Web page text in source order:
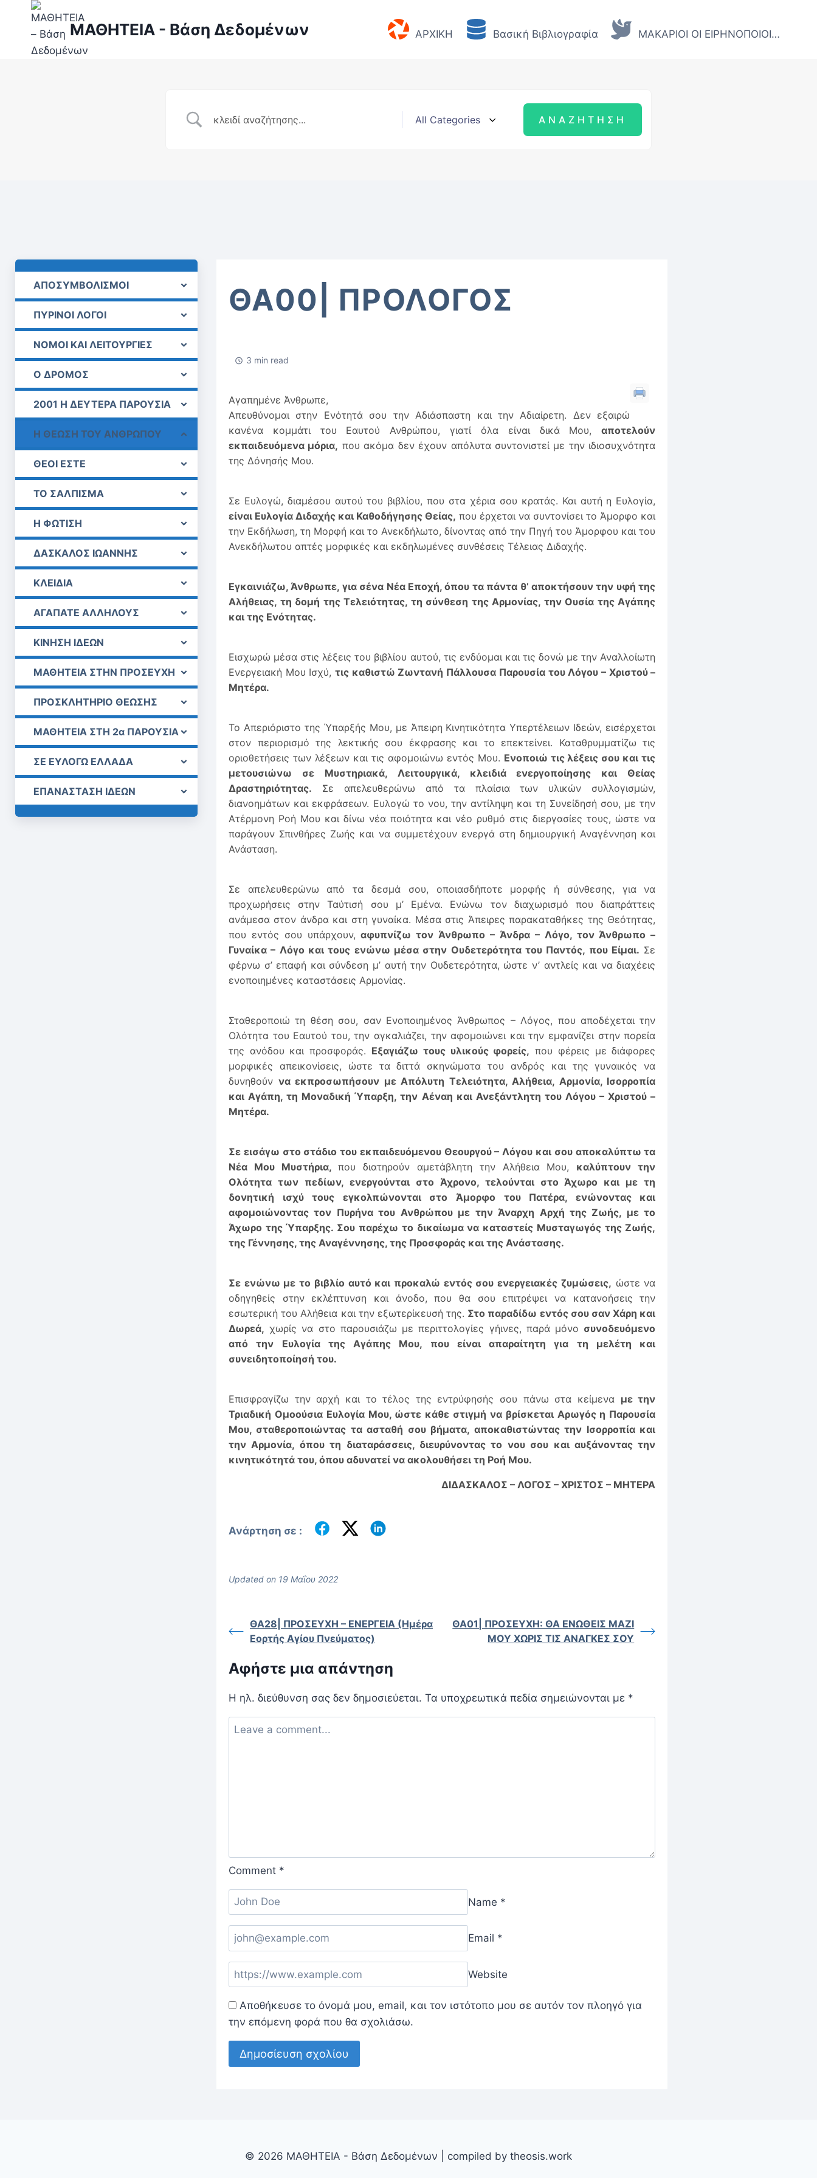
ΜΑΘΗΤΕΙΑ - Βάση Δεδομένων ΑΡΧΙΚΗ Βασική Βιβλιογραφία ΜΑΚΑΡΙΟΙ ΟΙ ΕΙΡΗΝΟΠΟΙΟΙ…
ΑΠΟΣΥΜΒΟΛΙΣΜΟΙ
ΠΥΡΙΝΟΙ ΛΟΓΟΙ
ΝΟΜΟΙ ΚΑΙ ΛΕΙΤΟΥΡΓΙΕΣ
Ο ΔΡΟΜΟΣ
2001 Η ΔΕΥΤΕΡΑ ΠΑΡΟΥΣΙΑ
Η ΘΕΩΣΗ ΤΟΥ ΑΝΘΡΩΠΟΥ
ΘΕΟΙ ΕΣΤΕ
ΤΟ ΣΑΛΠΙΣΜΑ
Η ΦΩΤΙΣΗ
ΔΑΣΚΑΛΟΣ ΙΩΑΝΝΗΣ
ΚΛΕΙΔΙΑ
ΑΓΑΠΑΤΕ ΑΛΛΗΛΟΥΣ
ΚΙΝΗΣΗ ΙΔΕΩΝ
ΜΑΘΗΤΕΙΑ ΣΤΗΝ ΠΡΟΣΕΥΧΗ
ΠΡΟΣΚΛΗΤΗΡΙΟ ΘΕΩΣΗΣ
ΜΑΘΗΤΕΙΑ ΣΤΗ 2α ΠΑΡΟΥΣΙΑ
ΣΕ ΕΥΛΟΓΩ ΕΛΛΑΔΑ
ΕΠΑΝΑΣΤΑΣΗ ΙΔΕΩΝ
ΘΑ00| ΠΡΟΛΟΓΟΣ
3 min read
Αγαπημένε Άνθρωπε,
Απευθύνομαι στην Ενότητά σου την Αδιάσπαστη και την Αδιαίρετη. Δεν εξαιρώ
κανένα κομμάτι του Εαυτού Ανθρώπου, γιατί όλα είναι δικά Μου,αποτελούν
εκπαιδευόμενα μόρια, που ακόμα δεν έχουν απόλυτα συντονιστεί με την ιδιοσυχνότητα
της Δόνησής Μου.
Σε Ευλογώ, διαμέσου αυτού του βιβλίου, που στα χέρια σου κρατάς. Και αυτή η Ευλογία,
είναι Ευλογία Διδαχής και Καθοδήγησης Θείας, που έρχεται να συντονίσει το Άμορφο και
την Εκδήλωση, τη Μορφή και το Ανεκδήλωτο, δίνοντας από την Πηγή του Άμορφου και του
Ανεκδήλωτου απτές μορφικές και εκδηλωμένες συνθέσεις Τέλειας Διδαχής.
Εγκαινιάζω, Άνθρωπε, για σένα Νέα Εποχή, όπου τα πάντα θ’ αποκτήσουν την υφή της
Αλήθειας, τη δομή της Τελειότητας, τη σύνθεση της Αρμονίας, την Ουσία της Αγάπης
και της Ενότητας.
Εισχωρώ μέσα στις λέξεις του βιβλίου αυτού, τις ενδύομαι και τις δονώ με την Αναλλοίωτη
Ενεργειακή Μου Ισχύ,τις καθιστώ Ζωντανή Πάλλουσα Παρουσία του ­Λόγου – Χριστού –
Μητέρα.
Το Απεριόριστο της Ύπαρξής Μου, με Άπειρη Κινητικότητα Υπερτέλειων Ιδεών, εισέρχεται
στον περιορισμό της λεκτικής σου έκφρασης και το επεκτείνει. Καταθρυμματίζω τις
οριοθετήσεις των λέξεων και τις αφομοιώνω εντός Μου. Ενοποιώ τις λέξεις σου και τις
μετουσιώνω σε Μυστηριακά, Λειτουργικά, κλειδιά ενεργοποίησης και Θείας
Δραστηριότητας. Σε απελευθερώνω από τα πλαίσια των υλικών συλλογισμών,
διανοημάτων και εκφράσεων. Ευλογώ το νου, την αντίληψη και τη Συνείδησή σου, με την
Ατέρμονη Ροή Μου και δίνω νέα ποιότητα και νέο ρυθμό στις διεργασίες τους, ώστε να
παράγουν Σπινθήρες Ζωής και να συμμετέχουν ενεργά στη δημιουργική Αναγέννηση και
Ανάσταση.
Σε απελευθερώνω από τα δεσμά σου, οποιασδήποτε μορφής ή σύνθεσης, για να
προχωρήσεις στην Ταύτισή σου μ’ Εμένα. Ενώνω τον διαχωρισμό που διαπράττεις
ανάμεσα στον άνδρα και στη γυναίκα. Μέσα στις Άπειρες παρακαταθήκες της Θεότητας,
που εντός σου υπάρχουν,αφυπνίζω τον Άνθρωπο – Άνδρα – Λόγο, τον Άνθρωπο –
Γυναίκα – Λόγο και τους ενώνω μέσα στην Ουδετερότητα του Παντός, που Είμαι. Σε
φέρνω σ’ επαφή και σύνδεση μ’ αυτή την Ουδετερότητα, ώστε ν’ αντλείς και να διαχέεις
ενοποιημένες καταστάσεις Αρμονίας.
Σταθεροποιώ τη θέση σου, σαν Ενοποιημένος Άνθρωπος – Λόγος, που αποδέχεται την
Ολότητα του Εαυτού του, την αγκαλιάζει, την αφομοιώνει και την εμφανίζει στην πορεία
της ανόδου και προσφοράς. Εξαγιάζω τους υλικούς φορείς, που φέρεις με διάφορες
μορφικές απεικονίσεις, ώστε τα διττά σκηνώματα του ανδρός και της γυναικός να
δυνηθούν να εκπροσωπήσουν με Απόλυτη Τελειότητα, Αλήθεια, Αρμονία, Ισορροπία
και Αγάπη, τη Μοναδική Ύπαρξη, την Αέναη και Ανεξάντλητη του Λόγου – Χριστού –
Μητέρα.
Σε εισάγω στο στάδιο του εκπαιδευόμενου Θεουργού – Λόγου και σου αποκαλύπτω τα
Νέα Μου Μυστήρια, που διατηρούν αμετάβλητη την Αλήθεια Μου, καλύπτουν την
Ολότητα των πεδίων, ενεργούνται στο Άχρονο, τελούνται στο Άχωρο και με τη
δονητική ισχύ τους εγκολπώνονται στο Άμορφο του Πατέρα, ενώνοντας και
αφομοιώνοντας τον Πυρήνα του Ανθρώπου με την Άναρχη Αρχή της Ζωής, με το
Άχωρο της Ύπαρξης. Σου παρέχω το δικαίωμα να καταστείς Μυσταγωγός της Ζωής,
της Γέννησης, της Αναγέννησης, της Προσφοράς και της ­Ανάστασης.
Σε ενώνω με το βιβλίο αυτό και προκαλώ εντός σου ενεργειακές ζυμώσεις, ώστε να
οδηγηθείς στην εκλέπτυνση και άνοδο, που θα σου επιτρέψει να κατανοήσεις την
εσωτερική του Αλήθεια και την εξωτερίκευσή της. Στο παραδίδω εντός σου σαν Χάρη και
Δωρεά, χωρίς να στο παρουσιάζω με περιττολογίες γήινες, παρά μόνο συνοδευόμενο
από την Ευλογία της Αγάπης Μου, που είναι απαραίτητη για τη μελέτη και
συνειδητοποίησή του.
Επισφραγίζω την αρχή και το τέλος της εντρύφησής σου πάνω στα κείμενα με την
Τριαδική Ομοούσια Ευλογία Μου, ώστε κάθε στιγμή να βρίσκεται Αρωγός η Παρουσία
Μου, σταθεροποιώντας τα ασταθή σου βήματα, αποκαθιστώντας την Ισορροπία και
την Αρμονία, όπου τη διαταράσσεις, διευρύνοντας το νου σου και αυξάνοντας την
κινητικότητά του, όπου αδυνατεί να ακολουθήσει τη Ροή Μου.
ΔΙΔΑΣΚΑΛΟΣ – ΛΟΓΟΣ – ΧΡΙΣΤΟΣ – ΜΗΤΕΡΑ
Ανάρτηση σε :
Updated on 19 Μαΐου 2022
ΘΑ28| ΠΡΟΣΕΥΧΗ – ΕΝΕΡΓΕΙΑ (Ημέρα
Εορτής Αγίου Πνεύματος)
ΘΑ01| ΠΡΟΣΕΥΧΗ: ΘΑ ΕΝΩΘΕΙΣ ΜΑΖΙ
ΜΟΥ ΧΩΡΙΣ ΤΙΣ ΑΝΑΓΚΕΣ ΣΟΥ
Αφήστε μια απάντηση
Η ηλ. διεύθυνση σας δεν δημοσιεύεται. Τα υποχρεωτικά πεδία σημειώνονται με *
Comment *
Name *
Email *
Website
Αποθήκευσε το όνομά μου, email, και τον ιστότοπο μου σε αυτόν τον πλοηγό για
την επόμενη φορά που θα σχολιάσω.
© 2026 ΜΑΘΗΤΕΙΑ - Βάση Δεδομένων | compiled by theosis.work